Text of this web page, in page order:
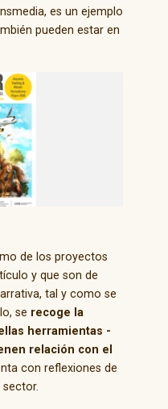
es un ejemplo
pueden estar en
de los proyectos
y que son de
tal y como se
se recoge la
herramientas -
relación con el
con reflexiones de